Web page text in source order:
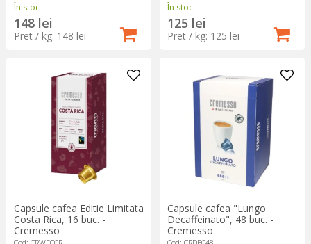
În stoc
148 lei
Pret / kg: 148 lei
În stoc
125 lei
Pret / kg: 125 lei
Capsule cafea Editie Limitata
Costa Rica, 16 buc. -
Cremesso
Capsule cafea "Lungo
Decaffeinato", 48 buc. -
Cremesso